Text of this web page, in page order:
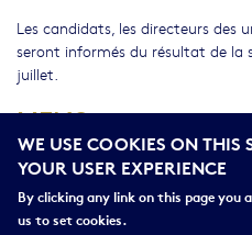
Les candidats, les directeurs des
seront informés du résultat de
juillet.
LIENS
Note-ouverture_campagne25-
preventive.pdf
Formulaire accueil agents-
WE USE COOKIES ON THIS
YOUR USER EXPERIENCE
By clicking any link on this page you
us to set cookies.